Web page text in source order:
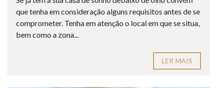
que tenha em consideração alguns requisitos antes de se
comprometer. Tenha em atenção o local em que se situa,
bem como a zona...
LER MAIS